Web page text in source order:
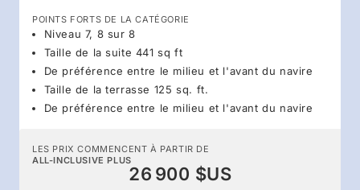
POINTS FORTS DE LA CATÉGORIE
Niveau 7, 8 sur 8
Taille de la suite 441 sq ft
De préférence entre le milieu et l'avant du navire
Taille de la terrasse 125 sq. ft.
De préférence entre le milieu et l'avant du navire
LES PRIX COMMENCENT À PARTIR DE
ALL-INCLUSIVE PLUS
26 900 $US